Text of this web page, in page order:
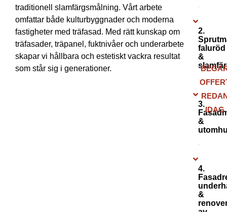
traditionell slamfärgsmålning. Vårt arbete
omfattar både kulturbyggnader och moderna
fastigheter med träfasad. Med rätt kunskap om
träfasader, träpanel, fuktnivåer och underarbete
skapar vi hållbara och estetiskt vackra resultat
som står sig i generationer.
2.
faluröd
&
3.
&
4.
&
IDAG